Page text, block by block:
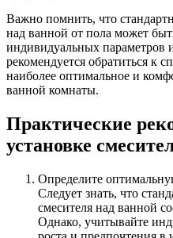
Важно помнить, что
над ванной от пола может
индивидуальных параметров
рекомендуется обратиться к
наиболее оптимальное и
ванной комнаты.
Практические
установке
Определите
Следует знать, что
смесителя над ванной
Однако, учитывайте